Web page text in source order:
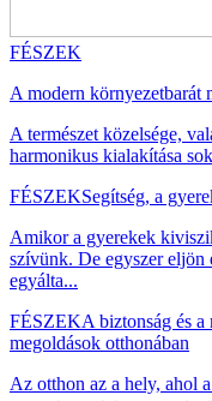
FÉSZEK
A modern környezetbarát
A természet közelsége,
harmonikus kialakítása
FÉSZEKSegítség, a
Amikor a gyerekek
szívünk. De egyszer eljön
egyálta...
FÉSZEKA biztonság és
megoldások otthonában
Az otthon az a hely, ahol